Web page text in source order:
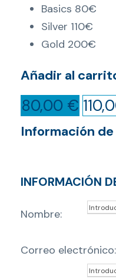
Basics 80€
Silver 110€
Gold 200€
Añadir al
80,00 €
Información
INFORMACIÓN
Nombre:
Correo electrónico: